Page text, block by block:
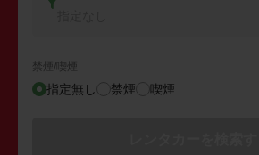
禁煙/喫煙
指定無し 禁煙 喫煙